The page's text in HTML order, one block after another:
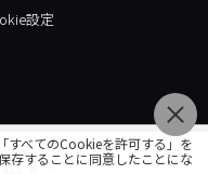
設定
すべてのCookieを許可する」を
存することに同意したことにな